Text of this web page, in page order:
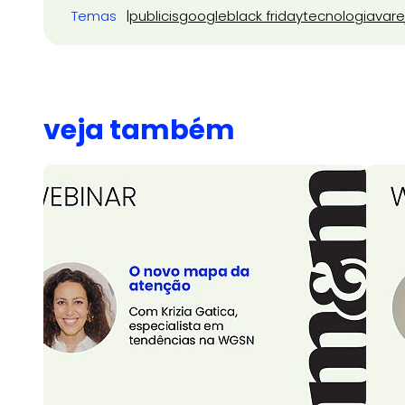
Temas publicisgoogleblack fridaytecnologia
veja também